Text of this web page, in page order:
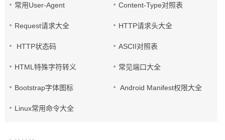
常用User-Agent Content-Type对照表
Request请求大全 HTTP请求头大全
HTTP状态码 ASCII对照表
HTML特殊字符转义 常见端口大全
Bootstrap字体图标 Android Manifest权限大全
Linux常用命令大全